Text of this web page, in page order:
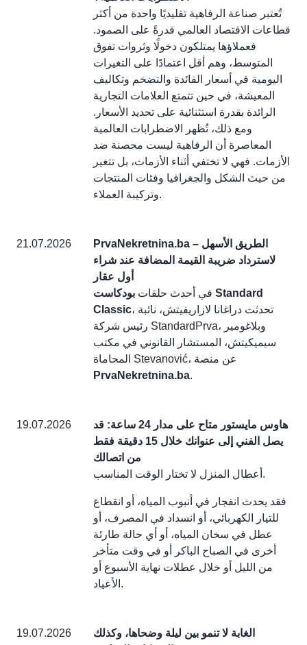
تُعتبر صناعة الرفاهية تقليديًا واحدة من أكثر
قطاعات الاقتصاد العالمي قدرةً على الصمود.
فعملاؤها يمتلكون دخولًا وثروات تفوق
المتوسط، وهم أقل اعتمادًا على التغيرات
اليومية في أسعار الفائدة والتضخم وتكاليف
المعيشة، في حين تتمتع العلامات التجارية
الرائدة بقدرة استثنائية على تحديد الأسعار.
ومع ذلك، تُظهر الاضطرابات العالمية
المعاصرة أن الرفاهية ليست محصنة ضد
الأزمات. فهي لا تختفي أثناء الأزمات، بل تتغير
من حيث الشكل والجغرافيا وفئات المنتجات
وتركيبة العملاء.
21.07.2026
PrvaNekretnina.ba – الطريق الأسهل
لاسترداد ضريبة القيمة المضافة عند شراء
أول عقار
في أحدث حلقات بودكاست Standard
Classic، تحدثت دراغانا لازاريفيتش، نائبة
رئيس شركة StandardPrva، وبلاغومير
سيميكيتش، المستشار القانوني في مكتب
المحاماة Stevanović، عن منصة
PrvaNekretnina.ba.
19.07.2026
هاوس مايستور متاح على مدار 24 ساعة: قد
يصل الفني إلى عنوانك خلال 15 دقيقة فقط
من اتصالك
أعطال المنزل لا تختار الوقت المناسب.
فقد يحدث انفجار في أنبوب المياه، أو انقطاع
للتيار الكهربائي، أو انسداد في المصرف، أو
عطل في سخان المياه، أو أي حالة طارئة
أخرى في الصباح الباكر أو في وقت متأخر
من الليل أو خلال عطلات نهاية الأسبوع أو
الأعياد.
19.07.2026
الغابة لا تنمو بين ليلة وضحاها، وكذلك